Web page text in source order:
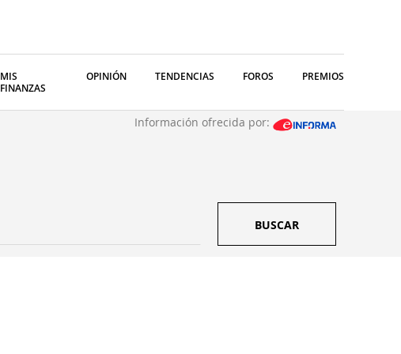
MIS
FINANZAS
OPINIÓN TENDENCIAS FOROS PREMIOS
Información ofrecida por:
BUSCAR